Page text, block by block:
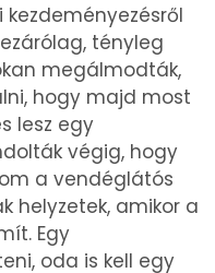
kezdeményezésről
tényleg
megálmodták,
hogy majd most
lesz egy
végig, hogy
a vendéglátós
helyzetek, amikor a
Egy
oda is kell egy